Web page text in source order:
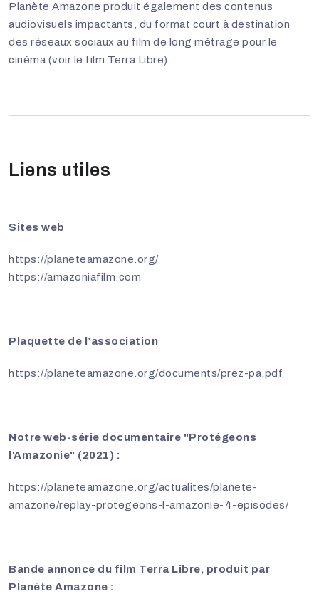
Planète Amazone produit également des contenus
audiovisuels impactants, du format court à destination
des réseaux sociaux au film de long métrage pour le
cinéma (voir le film Terra Libre).
Liens utiles
Sites web
https://planeteamazone.org/
https://amazoniafilm.com
Plaquette de l’association
https://planeteamazone.org/documents/prez-pa.pdf
Notre web-série documentaire "Protégeons
l'Amazonie" (2021) :
https://planeteamazone.org/actualites/planete-
amazone/replay-protegeons-l-amazonie-4-episodes/
Bande annonce du film Terra Libre, produit par
Planète Amazone :